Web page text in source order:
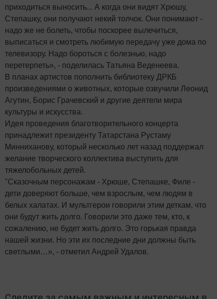
приходиться выносить... А когда они видят Хрюшу,
Степашку, они получают некий толчок. Они понимают -
надо же не болеть, чтобы поскорее вылечиться,
выписаться и смотреть любимую передачу уже дома по
телевизору. Надо бороться с болезнью, надо
перетерпеть», - поделилась Татьяна Веденеева.
В планах артистов пополнить библиотеку ДРКБ
произведениями о животных, которые озвучили Леонид
Агутин, Борис Грачевский и другие деятели мира
культуры и искусства.
Идея проведения благотворительного концерта
принадлежит президенту Татарстана Рустаму
Минниханову, который несколько лет назад поддержал
желание творческого коллектива выступить для
тяжелобольных детей.
"Сказочным персонажам - Хрюше, Степашке, Филе -
дети доверяют больше, чем взрослым, чем людям в
белых халатах. И мультгерои говорили этим деткам, что
они будут жить долго. Говорили это даже тем, кто, к
сожалению, не будет жить долго. Это горькая правда
нашей жизни. Но эти их последние дни должны быть
светлыми…», - отметил Андрей Удалов.